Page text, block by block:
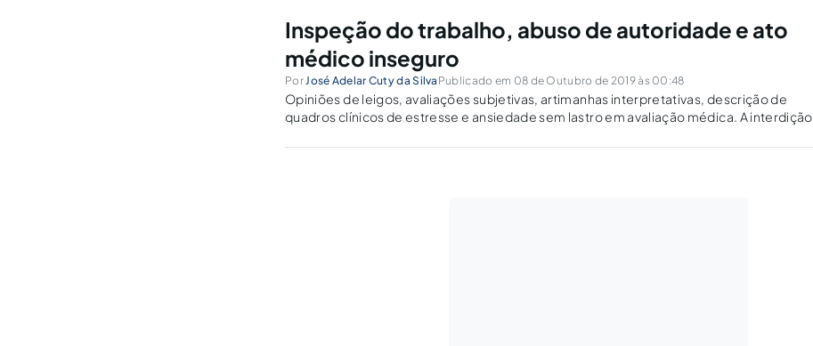
Inspeção do trabalho, abuso de autoridade e ato
médico inseguro
PorJosé Adelar Cuty da Silva Publicado em 08 de Outubro de 2019 às 00:48
Opiniões de leigos, avaliações subjetivas, artimanhas interpretativas, descrição de
quadros clínicos de estresse e ansiedade sem lastro em avaliação médica. A interdição
mas aos Conselhos Regionais de Medicina.